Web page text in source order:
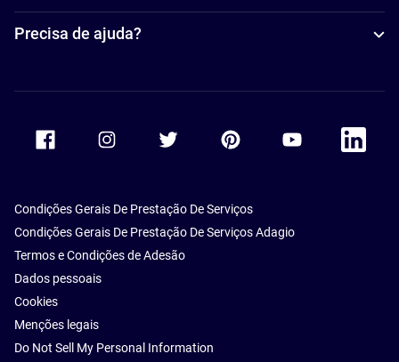
Precisa de ajuda?
Accor Youtube
Accor
Condições Gerais De Prestação De Serviços
Condições Gerais De Prestação De Serviços Adagio
Termos e Condições de Adesão
Dados pessoais
Cookies
Menções legais
Do Not Sell My Personal Information